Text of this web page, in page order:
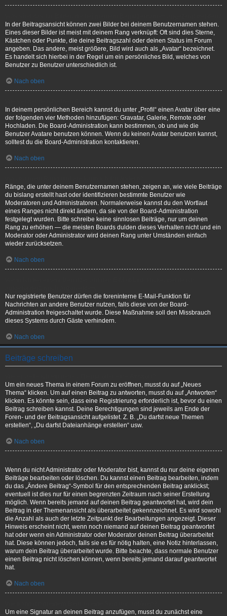
In der Beitragsansicht können zwei Bilder bei deinem Benutzernamen stehen.
Eines dieser Bilder ist meist mit deinem Rang verknüpft: Oft sind dies Sterne,
Kästchen oder Punkte, die deine Beitragszahl oder deinen Status im Forum
angeben. Das andere, meist größere, Bild wird auch als „Avatar“ bezeichnet.
Es handelt sich hierbei in der Regel um ein persönliches Bild, welches von
Benutzer zu Benutzer unterschiedlich ist.
Nach oben
In deinem persönlichen Bereich kannst du unter „Profil“ einen Avatar über eine
der folgenden vier Methoden hinzufügen: Gravatar, Galerie, Remote oder
Hochladen. Die Board-Administration kann bestimmen, ob und wie die
Benutzer Avatare benutzen können. Wenn du keinen Avatar benutzen kannst,
solltest du die Board-Administration kontaktieren.
Nach oben
Ränge, die unter deinem Benutzernamen stehen, zeigen an, wie viele Beiträge
du bislang erstellt hast oder identifizieren bestimmte Benutzer wie
Moderatoren und Administratoren. Normalerweise kannst du den Wortlaut
eines Ranges nicht direkt ändern, da sie von der Board-Administration
festgelegt wurden. Bitte schreibe keine sinnlosen Beiträge, nur um deinen
Rang zu erhöhen — die meisten Boards dulden dieses Verhalten nicht und ein
Moderator oder Administrator wird deinen Rang unter Umständen einfach
wieder zurücksetzen.
Nach oben
Nur registrierte Benutzer dürfen die foreninterne E-Mail-Funktion für
Nachrichten an andere Benutzer nutzen, falls diese von der Board-
Administration freigeschaltet wurde. Diese Maßnahme soll den Missbrauch
dieses Systems durch Gäste verhindern.
Nach oben
Beiträge schreiben
Um ein neues Thema in einem Forum zu eröffnen, musst du auf „Neues
Thema“ klicken. Um auf einen Beitrag zu antworten, musst du auf „Antworten“
klicken. Es könnte sein, dass eine Registrierung erforderlich ist, bevor du einen
Beitrag schreiben kannst. Deine Berechtigungen sind jeweils am Ende der
Foren- und der Beitragsansicht aufgelistet. Z. B. „Du darfst neue Themen
erstellen“, „Du darfst Dateianhänge erstellen“ usw.
Nach oben
Wenn du nicht Administrator oder Moderator bist, kannst du nur deine eigenen
Beiträge bearbeiten oder löschen. Du kannst einen Beitrag bearbeiten, indem
du das „Ändere Beitrag“-Symbol für den entsprechenden Beitrag anklickst;
eventuell ist dies nur für einen begrenzten Zeitraum nach seiner Erstellung
möglich. Wenn bereits jemand auf deinen Beitrag geantwortet hat, wird dein
Beitrag in der Themenansicht als überarbeitet gekennzeichnet. Es wird sowohl
die Anzahl als auch der letzte Zeitpunkt der Bearbeitungen angezeigt. Dieser
Hinweis erscheint nicht, wenn noch niemand auf deinen Beitrag geantwortet
hat oder wenn ein Administrator oder Moderator deinen Beitrag überarbeitet
hat. Diese können jedoch, falls sie es für nötig halten, eine Notiz hinterlassen,
warum dein Beitrag überarbeitet wurde. Bitte beachte, dass normale Benutzer
einen Beitrag nicht löschen können, wenn bereits jemand darauf geantwortet
hat.
Nach oben
Um eine Signatur an deinen Beitrag anzufügen, musst du zunächst eine